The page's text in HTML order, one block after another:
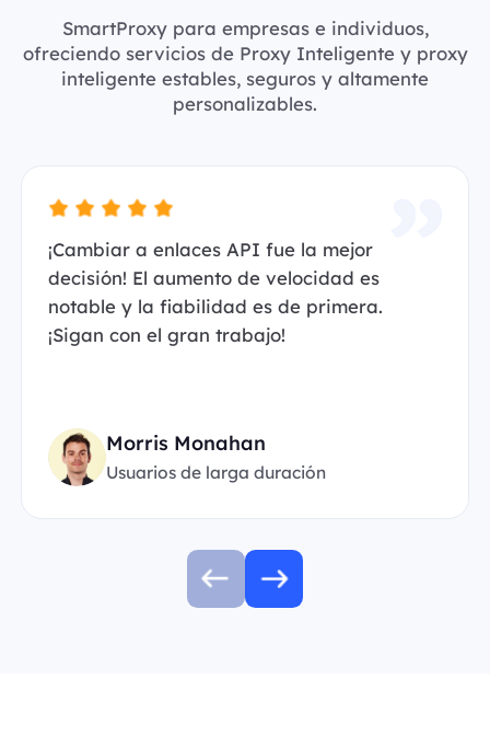
SmartProxy para empresas e individuos,
ofreciendo servicios de Proxy Inteligente y proxy
inteligente estables, seguros y altamente
personalizables.
¡Cambiar a enlaces API fue la mejor
decisión! El aumento de velocidad es
notable y la fiabilidad es de primera.
¡Sigan con el gran trabajo!
Morris Monahan
Usuarios de larga duración